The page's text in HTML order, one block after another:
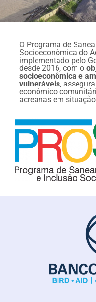
O Programa de
Socioeconômica do
implementado pelo
desde 2016, com o
socioeconômica e
vulneráveis,
econômico
acreanas em